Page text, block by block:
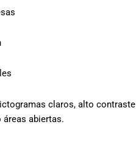
claros, alto contraste
abiertas.